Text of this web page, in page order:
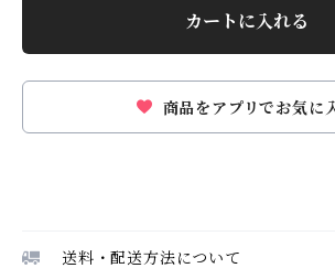
カートに入れる
商品をアプリでお気に
送料・配送方法について